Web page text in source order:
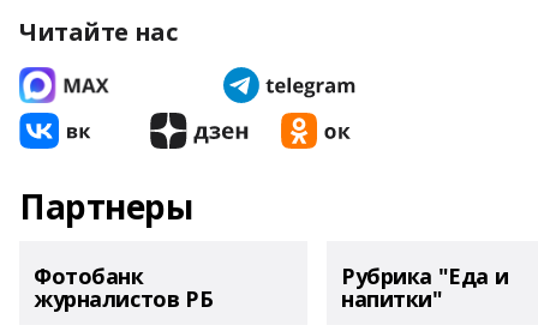
Читайте нас
Партнеры
Фотобанк
журналистов РБ
Рубрика "Еда и
напитки"